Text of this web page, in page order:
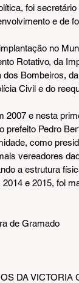
foi
e de
no
Rotativo, da
Bombeiros,
Civil e do
2007 e nesta
prefeito Pedro
como
vereadores
a estrutura
e 2015, foi
de Gramado
DA